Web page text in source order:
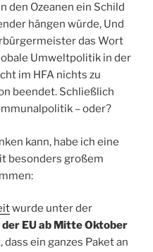
den Ozeanen ein Schild
hängen würde, Und
das Wort
Umweltpolitik in der
im HFA nichts zu
beendet. Schließlich
– oder?
kann, habe ich eine
besonders großem
wurde unter der
EU ab Mitte Oktober
ein ganzes Paket an